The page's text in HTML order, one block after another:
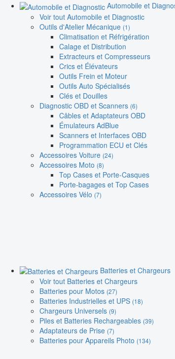
Automobile et
Voir tout Automobile et Diagnostic
Outils d'Atelier Mécanique (1)
Climatisation et Réfrigération
Calage et Distribution
Extracteurs et Compresseurs
Crics et Élévateurs
Outils Frein et Moteur
Outils Auto Spécialisés
Clés et Douilles
Diagnostic OBD et Scanners (6)
Câbles et Adaptateurs OBD
Émulateurs AdBlue
Scanners et Interfaces OBD
Programmation ECU et Clés
Accessoires Voiture (24)
Accessoires Moto (8)
Top Cases et Porte-Casques
Porte-bagages et Top Cases
Accessoires Vélo (7)
Batteries et Chargeurs
Voir tout Batteries et Chargeurs
Batteries pour Motos (27)
Batteries Industrielles et UPS (18)
Chargeurs Universels (9)
Piles et Batteries Rechargeables (39)
Adaptateurs de Prise (7)
Batteries pour Appareils Photo (134)